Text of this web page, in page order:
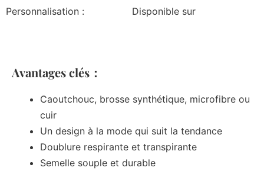
Personnalisation : Disponible sur
Avantages clés：
Caoutchouc, brosse synthétique, microfibre ou
cuir
Un design à la mode qui suit la tendance
Doublure respirante et transpirante
Semelle souple et durable